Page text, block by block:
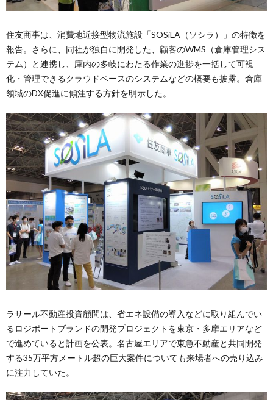
住友商事は、消費地近接型物流施設「SOSiLA（ソシラ）」の特徴を
報告。さらに、同社が独自に開発した、顧客のWMS（倉庫管理シス
テム）と連携し、庫内の多岐にわたる作業の進捗を一括して可視
化・管理できるクラウドベースのシステムなどの概要も披露。倉庫
領域のDX促進に傾注する方針を明示した。
ラサール不動産投資顧問は、省エネ設備の導入などに取り組んでい
るロジポートブランドの開発プロジェクトを東京・多摩エリアなど
で進めていると計画を公表。名古屋エリアで東急不動産と共同開発
する35万平方メートル超の巨大案件についても来場者への売り込み
に注力していた。